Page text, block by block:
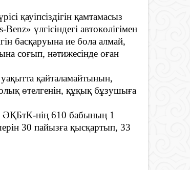
қауіпсіздігін қамтамасыз
үлгісіндегі автокөлігімен
басқаруына ие бола алмай,
соғып, нәтижесінде оған
уақытта қайталамайтынын,
өтелгенін, құқық бұзушыға
нің 610 бабының 1
30 пайызға қысқартып, 33